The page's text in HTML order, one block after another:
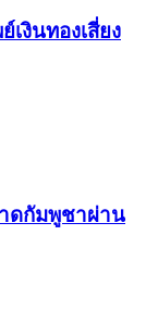
งินทอง​เสี่ยง
ดกัมพูชาผ่าน